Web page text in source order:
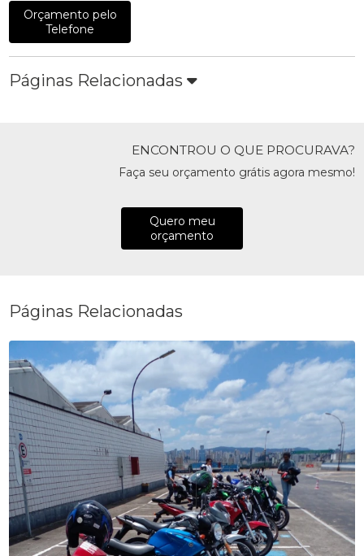
Orçamento pelo
Telefone
Páginas Relacionadas
ENCONTROU O QUE PROCURAVA?
Faça seu orçamento grátis agora mesmo!
Quero meu
orçamento
Páginas Relacionadas